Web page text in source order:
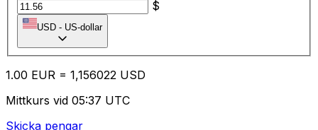
$
USD - US-dollar
1.00 EUR = 1,156022 USD
Mittkurs vid 05:37 UTC
Skicka pengar